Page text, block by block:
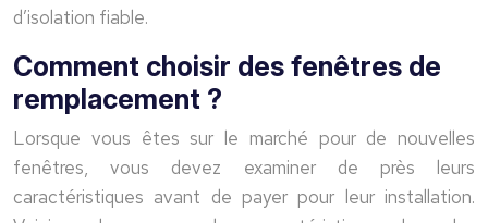
d’isolation fiable.
Comment choisir des fenêtres de
remplacement ?
Lorsque vous êtes sur le marché pour de nouvelles
fenêtres, vous devez examiner de près leurs
caractéristiques avant de payer pour leur installation.